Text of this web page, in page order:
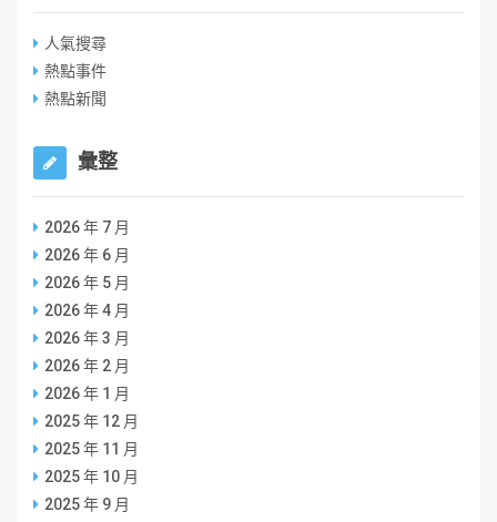
人氣搜尋
熱點事件
熱點新聞
彙整
2026 年 7 月
2026 年 6 月
2026 年 5 月
2026 年 4 月
2026 年 3 月
2026 年 2 月
2026 年 1 月
2025 年 12 月
2025 年 11 月
2025 年 10 月
2025 年 9 月